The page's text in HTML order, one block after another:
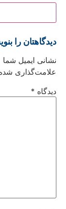
دیدگاهتان را
نشانی ایمیل
علامت‌گذاری
دیدگاه *